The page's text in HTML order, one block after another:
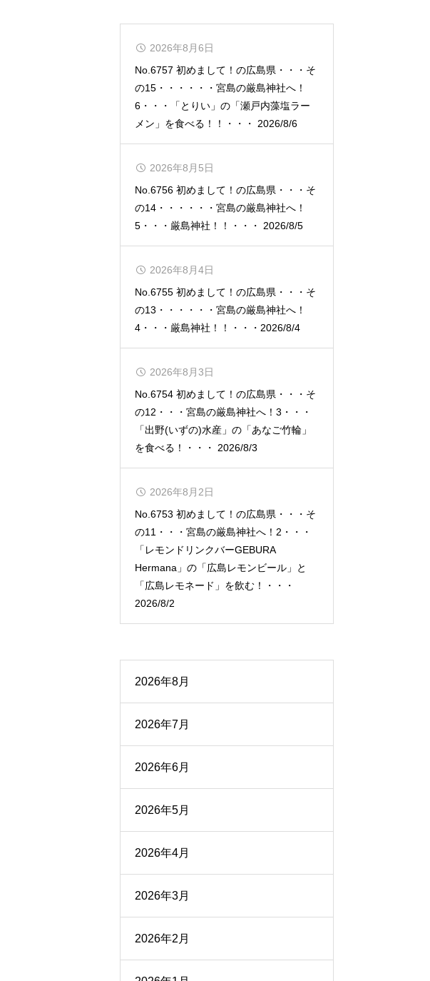
No.6757 初めまして！の広島県・・・そ
の15・・・・・・宮島の厳島神社へ！
6・・・「とりい」の「瀬戸内藻塩ラー
メン」を食べる！！・・・ 2026/8/6
2026年8月6日
No.6756 初めまして！の広島県・・・そ
の14・・・・・・宮島の厳島神社へ！
5・・・厳島神社！！・・・ 2026/8/5
2026年8月5日
No.6755 初めまして！の広島県・・・そ
の13・・・・・・宮島の厳島神社へ！
4・・・厳島神社！！・・・2026/8/4
2026年8月4日
No.6754 初めまして！の広島県・・・そ
の12・・・宮島の厳島神社へ！3・・・
「出野(いずの)水産」の「あなご竹輪」
を食べる！・・・ 2026/8/3
2026年8月3日
No.6753 初めまして！の広島県・・・そ
の11・・・宮島の厳島神社へ！2・・・
「レモンドリンクバーGEBURA
Hermana」の「広島レモンビール」と
「広島レモネード」を飲む！・・・
2026/8/2
2026年8月2日
2026年8月
2026年7月
2026年6月
2026年5月
2026年4月
2026年3月
2026年2月